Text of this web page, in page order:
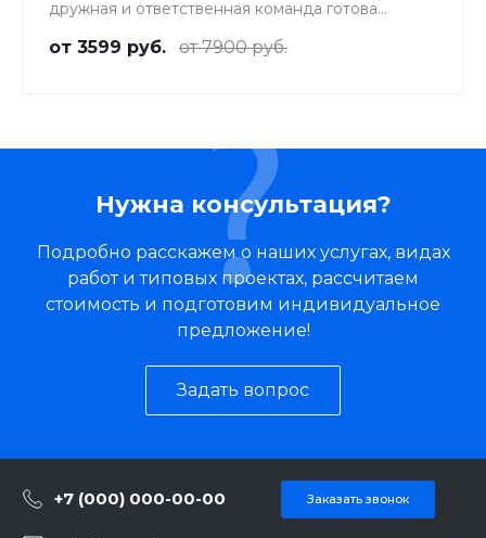
дружная и ответственная команда готова
качественное и первоклассное обслуживание
от 3599 руб. от 7900 руб.
Нужна консультация?
Подробно расскажем о наших услугах, видах
работ и типовых проектах, рассчитаем
стоимость и подготовим индивидуальное
предложение!
Задать вопрос
+7 (000) 000-00-00 Заказать звонок